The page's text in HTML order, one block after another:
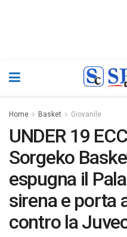
Home Basket Giovanile
UNDER 19
Sorgeko
espugna il
sirena e porta
contro la